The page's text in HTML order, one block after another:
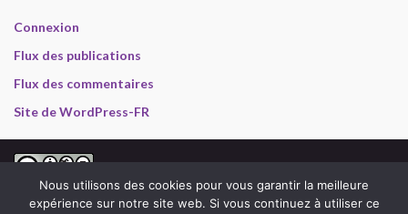
Connexion
Flux des publications
Flux des commentaires
Site de WordPress-FR
2008-2013 Gabriel en Inde, selon les termes de lalicence
Creative Commons Attribution - Pas d’Utilisation Commerciale - Pas de
Modification 3.0 non transposé.
Nous utilisons des cookies pour vous garantir la meilleure
expérience sur notre site web. Si vous continuez à utiliser ce